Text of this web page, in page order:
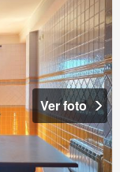
Ver foto